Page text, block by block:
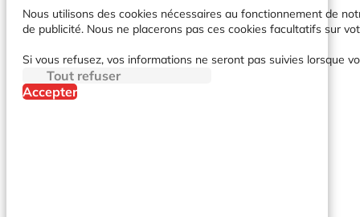
Nous utilisons des cookies nécessaires au fonctionnement de
de publicité. Nous ne placerons pas ces cookies facultatifs sur
Si vous refusez, vos informations ne seront pas suivies lorsque
Tout refuser
Accepter